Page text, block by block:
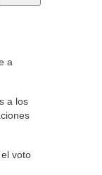
a
a los
voto